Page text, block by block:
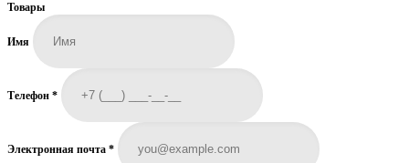
Товары
Имя
Телефон *
Электронная почта *